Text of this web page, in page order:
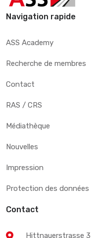
Navigation rapide
ASS Academy
Recherche de membres
Contact
RAS / CRS
Médiathèque
Nouvelles
Impression
Protection des données
Contact
Hittnauerstrasse 3